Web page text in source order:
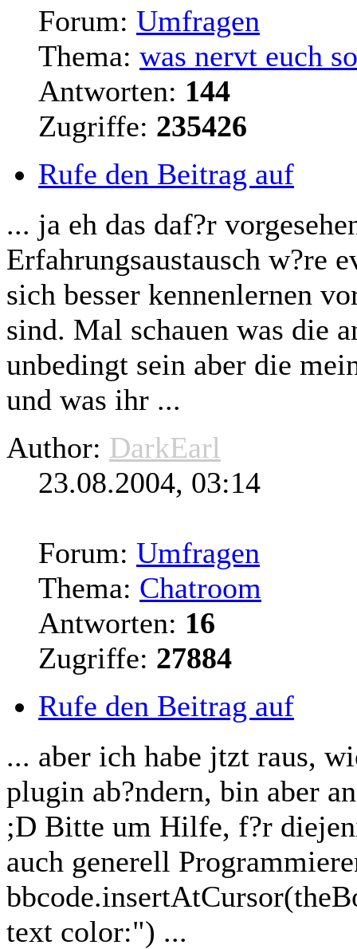
Forum: Umfragen
Thema: was nervt euch
Antworten: 144
Zugriffe: 235426
Rufe den Beitrag auf
... ja eh das daf?r
Erfahrungsaustausch w?re
sich besser kennenlernen
sind. Mal schauen was die
unbedingt sein aber die
und was ihr ...
Author: DarkEarl
23.08.2004, 03:14
Forum: Umfragen
Thema: Chatroom
Antworten: 16
Zugriffe: 27884
Rufe den Beitrag auf
... aber ich habe jtzt raus,
plugin ab?ndern, bin aber
;D Bitte um Hilfe, f?r
auch generell
text color:") ...